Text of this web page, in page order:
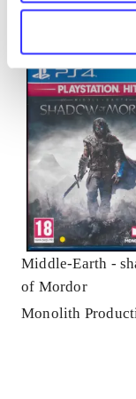
Middle-Earth -
of Mordor
Monolith